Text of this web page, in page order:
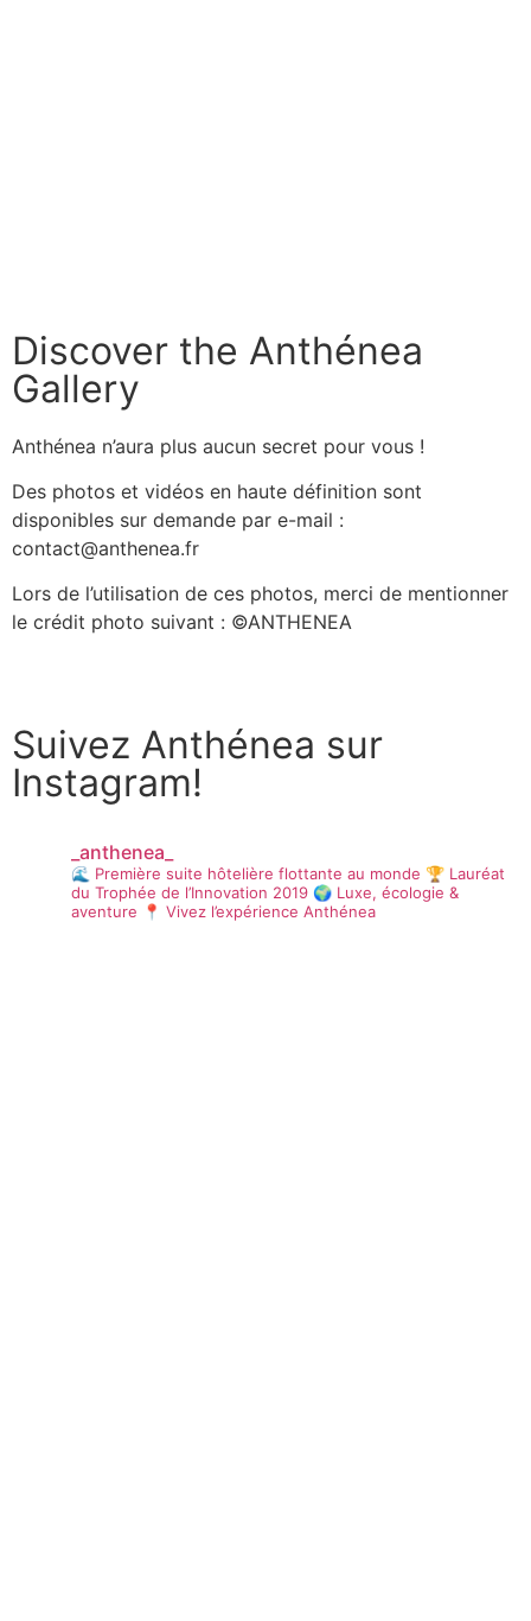
Discover the Anthénea
Gallery
Anthénea n’aura plus aucun secret pour vous !
Des photos et vidéos en haute définition sont
disponibles sur demande par e-mail :
contact@anthenea.fr
Lors de l’utilisation de ces photos, merci de mentionner
le crédit photo suivant : ©ANTHENEA
Suivez Anthénea sur
Instagram!
_anthenea_
🌊 Première suite hôtelière flottante au monde 🏆 Lauréat
du Trophée de l’Innovation 2019 🌍 Luxe, écologie &
aventure 📍 Vivez l’expérience Anthénea